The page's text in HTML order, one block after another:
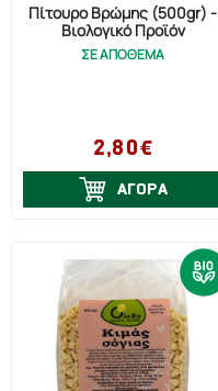
Πίτουρο Βρώμης (500gr) -
Βιολογικό Προϊόν
ΣΕ ΑΠΟΘΕΜΑ
2,80€
ΑΓΟΡΑ